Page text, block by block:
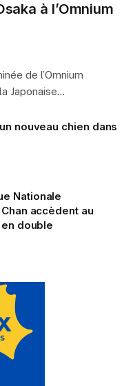
à l’Omnium
de l’Omnium
Japonaise…
nouveau chien dans
Nationale
Chan accèdent au
double